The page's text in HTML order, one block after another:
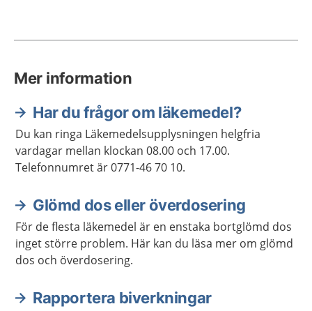
Mer information
Har du frågor om läkemedel?
Du kan ringa Läkemedelsupplysningen helgfria
vardagar mellan klockan 08.00 och 17.00.
Telefonnumret är 0771-46 70 10.
Glömd dos eller överdosering
För de flesta läkemedel är en enstaka bortglömd dos
inget större problem. Här kan du läsa mer om glömd
dos och överdosering.
Rapportera biverkningar